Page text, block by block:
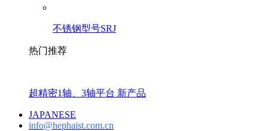
不锈钢型号SRJ
热门推荐
超精密1轴、3轴平台 新产品
JAPANESE
info@hephaist.com.cn